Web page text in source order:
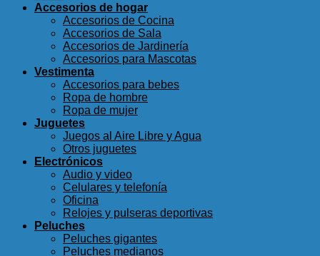
Accesorios de hogar
Accesorios de Cocina
Accesorios de Sala
Accesorios de Jardinería
Accesorios para Mascotas
Vestimenta
Accesorios para bebes
Ropa de hombre
Ropa de mujer
Juguetes
Juegos al Aire Libre y Agua
Otros juguetes
Electrónicos
Audio y video
Celulares y telefonía
Oficina
Relojes y pulseras deportivas
Peluches
Peluches gigantes
Peluches medianos